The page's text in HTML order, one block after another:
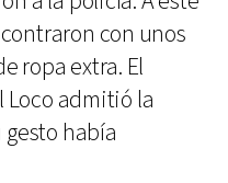
con unos
ropa extra. El
admitió la
había